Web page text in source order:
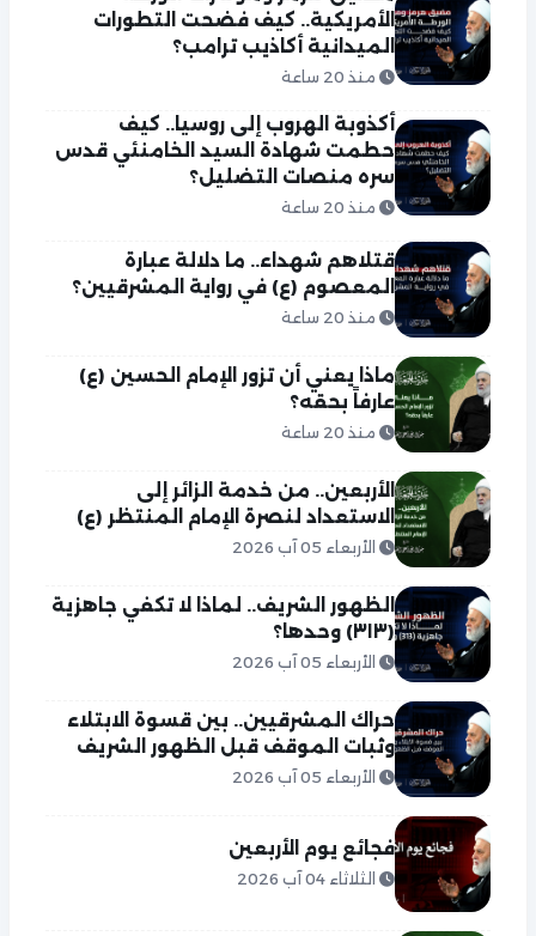
الأمريكية.. كيف فضحت التطورات
الميدانية أكاذيب ترامب؟
منذ 20 ساعة
أكذوبة الهروب إلى روسيا.. كيف
حطمت شهادة السيد الخامنئي قدس
سره منصات التضليل؟
منذ 20 ساعة
قتلاهم شهداء.. ما دلالة عبارة
المعصوم (ع) في رواية المشرقيين؟
منذ 20 ساعة
ماذا يعني أن تزور الإمام الحسين (ع)
عارفاً بحقه؟
منذ 20 ساعة
الأربعين.. من خدمة الزائر إلى
الاستعداد لنصرة الإمام المنتظر (ع)
الأربعاء 05 آب 2026
الظهور الشريف.. لماذا لا تكفي جاهزية
(٣١٣) وحدها؟
الأربعاء 05 آب 2026
حراك المشرقيين.. بين قسوة الابتلاء
وثبات الموقف قبل الظهور الشريف
الأربعاء 05 آب 2026
فجائع يوم الأربعين
الثلاثاء 04 آب 2026